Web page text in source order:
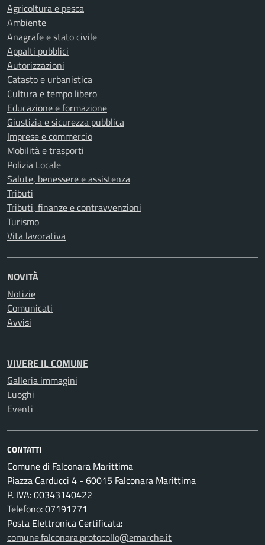
Agricoltura e pesca
Ambiente
Anagrafe e stato civile
Appalti pubblici
Autorizzazioni
Catasto e urbanistica
Cultura e tempo libero
Educazione e formazione
Giustizia e sicurezza pubblica
Imprese e commercio
Mobilità e trasporti
Polizia Locale
Salute, benessere e assistenza
Tributi
Tributi, finanze e contravvenzioni
Turismo
Vita lavorativa
NOVITÀ
Notizie
Comunicati
Avvisi
VIVERE IL COMUNE
Galleria immagini
Luoghi
Eventi
CONTATTI
Comune di Falconara Marittima
Piazza Carducci 4 - 60015 Falconara Marittima
P. IVA: 00343140422
Telefono: 07191771
Posta Elettronica Certificata:
comune.falconara.protocollo@emarche.it